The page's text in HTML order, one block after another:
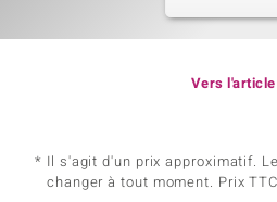
Vers l'article
* Il s'agit d'un prix approximatif.
changer à tout moment. Prix